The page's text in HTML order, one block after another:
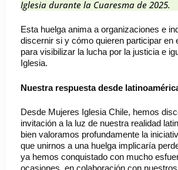
Iglesia durante la Cuaresma de 2025.
Esta huelga anima a organizaciones e
discernir si y cómo quieren participar en
para visibilizar la lucha por la justicia e
Iglesia.
Nuestra respuesta desde
Desde Mujeres Iglesia Chile, hemos
invitación a la luz de nuestra realidad
bien valoramos profundamente la
que unirnos a una huelga implicaría
ya hemos conquistado con mucho